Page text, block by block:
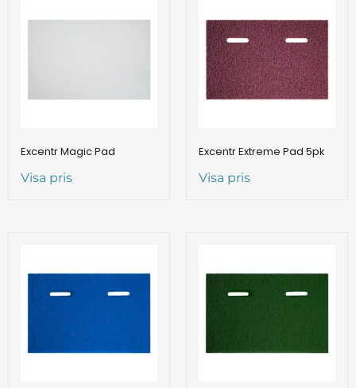
Excentr Magic Pad
Visa pris
Excentr Extreme Pad 5pk
Visa pris